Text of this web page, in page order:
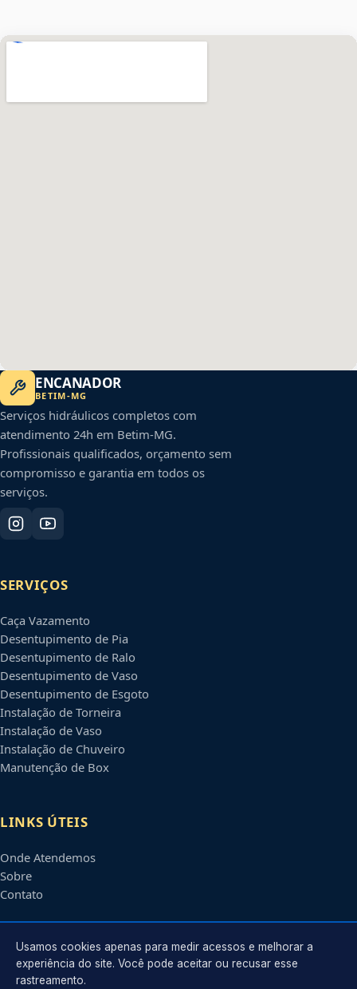
ENCANADOR
BETIM-MG
Serviços hidráulicos completos com
atendimento 24h em Betim-MG.
Profissionais qualificados, orçamento sem
compromisso e garantia em todos os
serviços.
SERVIÇOS
Caça Vazamento
Desentupimento de Pia
Desentupimento de Ralo
Desentupimento de Vaso
Desentupimento de Esgoto
Instalação de Torneira
Instalação de Vaso
Instalação de Chuveiro
Manutenção de Box
LINKS ÚTEIS
Onde Atendemos
Sobre
Contato
CONTATO
Atendimento em
Usamos cookies apenas para medir acessos e melhorar a
experiência do site. Você pode aceitar ou recusar esse
rastreamento.